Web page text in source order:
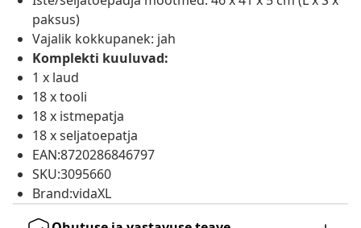
paksus)
Vajalik kokkupanek: jah
Komplekti kuuluvad:
1 x laud
18 x tooli
18 x istmepatja
18 x seljatoepatja
EAN:8720286846797
SKU:3095660
Brand:vidaXL